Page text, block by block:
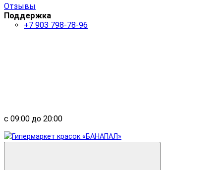
Отзывы
Поддержка
+7 903 798-78-96
с 09:00 до 20:00